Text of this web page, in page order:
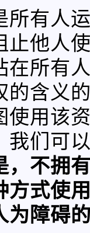
所有人
止他人
在所有
的含义
使用该
我们可
，不拥
方式使
为障碍